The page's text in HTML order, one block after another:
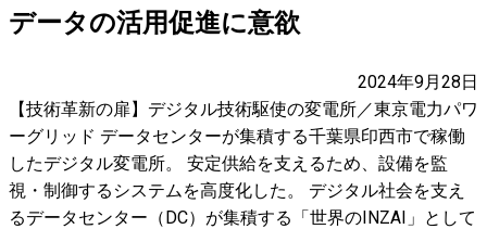
データの活用促進に意欲
2024年9月28日
【技術革新の扉】デジタル技術駆使の変電所／東京電力パワ
ーグリッド データセンターが集積する千葉県印西市で稼働
したデジタル変電所。 安定供給を支えるため、設備を監
視・制御するシステムを高度化した。 デジタル社会を支え
るデータセンター（DC）が集積する「世界のINZAI」として